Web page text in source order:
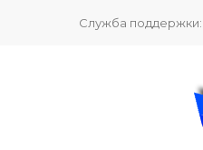
Служба поддержки: